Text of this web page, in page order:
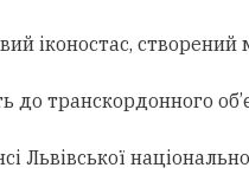
іконостас,
до транскордонного
Львівської